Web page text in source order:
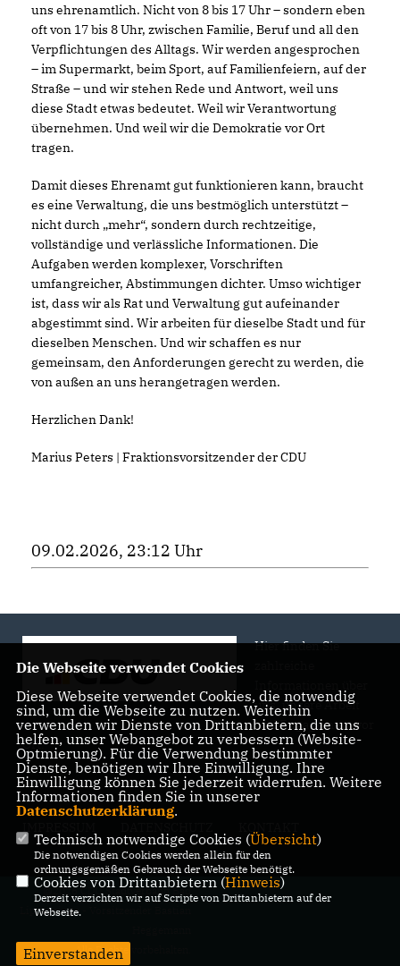
uns ehrenamtlich. Nicht von 8 bis 17 Uhr – sondern eben
oft von 17 bis 8 Uhr, zwischen Familie, Beruf und all den
Verpflichtungen des Alltags. Wir werden angesprochen
– im Supermarkt, beim Sport, auf Familienfeiern, auf der
Straße – und wir stehen Rede und Antwort, weil uns
diese Stadt etwas bedeutet. Weil wir Verantwortung
übernehmen. Und weil wir die Demokratie vor Ort
tragen.
Damit dieses Ehrenamt gut funktionieren kann, braucht
es eine Verwaltung, die uns bestmöglich unterstützt –
nicht durch „mehr“, sondern durch rechtzeitige,
vollständige und verlässliche Informationen. Die
Aufgaben werden komplexer, Vorschriften
umfangreicher, Abstimmungen dichter. Umso wichtiger
ist, dass wir als Rat und Verwaltung gut aufeinander
abgestimmt sind. Wir arbeiten für dieselbe Stadt und für
dieselben Menschen. Und wir schaffen es nur
gemeinsam, den Anforderungen gerecht zu werden, die
von außen an uns herangetragen werden.
Herzlichen Dank!
Marius Peters | Fraktionsvorsitzender der CDU
09.02.2026, 23:12 Uhr
Hier finden Sie
uns, unsere Arbeit
und Engagement vor
Ort.
@2026 CDU Stadtverband Bad
Lippspringe - Vorsitzender Bastian
Alle Rechte vorbehalten.
Die Webseite verwendet Cookies
Diese Webseite verwendet Cookies, die notwendig
sind, um die Webseite zu nutzen. Weiterhin
verwenden wir Dienste von Drittanbietern, die uns
helfen, unser Webangebot zu verbessern (Website-
Optmierung). Für die Verwendung bestimmter
Dienste, benötigen wir Ihre Einwilligung. Ihre
Einwilligung können Sie jederzeit widerrufen. Weitere
Informationen finden Sie in unserer
Datenschutzerklärung.
Technisch notwendige Cookies (Übersicht)
Die notwendigen Cookies werden allein für den
ordnungsgemäßen Gebrauch der Webseite benötigt.
Cookies von Drittanbietern (Hinweis)
Derzeit verzichten wir auf Scripte von Drittanbietern auf der
Webseite.
Einverstanden